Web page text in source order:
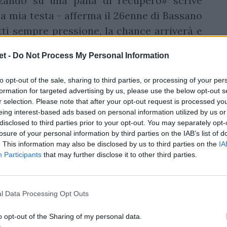
- Do Not Process My Personal Information
opt-out of the sale, sharing to third parties, or processing of your
for targeted advertising by us, please use the below opt-out
selection. Please note that after your opt-out request is processed
interest-based ads based on personal information utilized by us
to third parties prior to your opt-out. You may separately
of your personal information by third parties on the IAB’s list of
This information may also be disclosed by us to third parties on the
Participants that may further disclose it to other third parties.
Data Processing Opt Outs
opt-out of the Sharing of my personal data.
mia testa - afferma il 26enne di Bassano
sempre pressione, la chance arriverà e
di Dublino
La "partita magica" dell'Urc, è definita.
andare a tutto gas. Non è questo
Leo Cullen, coach dei vincitori,
vicini al nostro meglio, al livello che